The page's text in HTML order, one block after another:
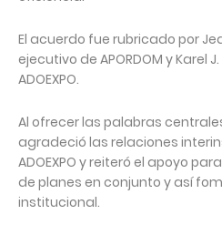
El acuerdo fue rubricado por
ejecutivo de APORDOM y Karel
ADOEXPO.
Al ofrecer las palabras
agradeció las relaciones
ADOEXPO y reiteró el apoyo
de planes en conjunto y así
institucional.